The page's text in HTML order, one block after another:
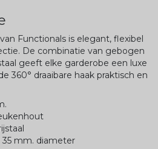
Functionals is elegant, flexibel
De combinatie van gebogen
geeft elke garderobe een luxe
360° draaibare haak praktisch en
mm. diameter